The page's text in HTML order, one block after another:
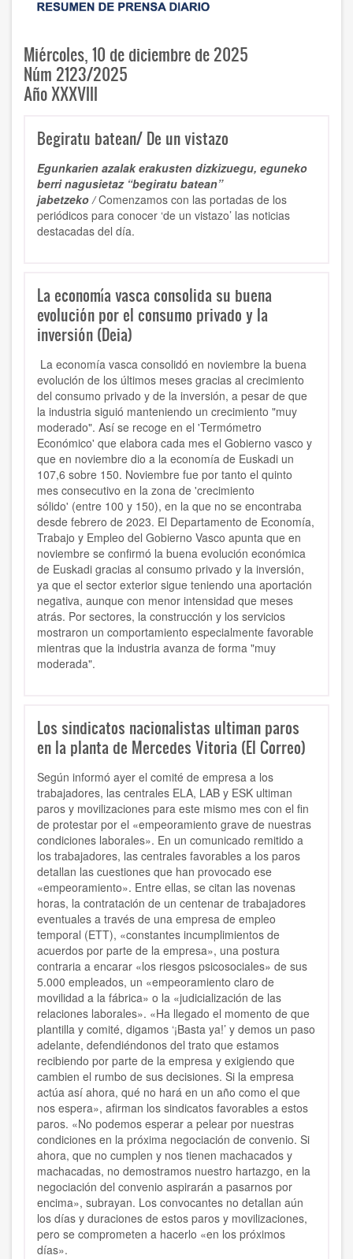
Miércoles, 10 de diciembre de 2025
Núm 2123/2025
Año XXXVIII
Begiratu batean/ De un vistazo
Egunkarien azalak erakusten dizkizuegu, eguneko
berri nagusietaz “begiratu batean”
jabetzeko /Comenzamos con las portadas de los
periódicos para conocer ‘de un vistazo’ las noticias
destacadas del día.
La economía vasca consolida su buena
evolución por el consumo privado y la
inversión (Deia)
La economía vasca consolidó en noviembre la buena
evolución de los últimos meses gracias al crecimiento
del consumo privado y de la inversión, a pesar de que
la industria siguió manteniendo un crecimiento "muy
moderado". Así se recoge en el 'Termómetro
Económico' que elabora cada mes el Gobierno vasco y
que en noviembre dio a la economía de Euskadi un
107,6 sobre 150. Noviembre fue por tanto el quinto
mes consecutivo en la zona de 'crecimiento
sólido' (entre 100 y 150), en la que no se encontraba
desde febrero de 2023. El Departamento de Economía,
Trabajo y Empleo del Gobierno Vasco apunta que en
noviembre se confirmó la buena evolución económica
de Euskadi gracias al consumo privado y la inversión,
ya que el sector exterior sigue teniendo una aportación
negativa, aunque con menor intensidad que meses
atrás. Por sectores, la construcción y los servicios
mostraron un comportamiento especialmente favorable
mientras que la industria avanza de forma "muy
moderada".
Los sindicatos nacionalistas ultiman paros
en la planta de Mercedes Vitoria (El Correo)
Según informó ayer el comité de empresa a los
trabajadores, las centrales ELA, LAB y ESK ultiman
paros y movilizaciones para este mismo mes con el fin
de protestar por el «empeoramiento grave de nuestras
condiciones laborales». En un comunicado remitido a
los trabajadores, las centrales favorables a los paros
detallan las cuestiones que han provocado ese
«empeoramiento». Entre ellas, se citan las novenas
horas, la contratación de un centenar de trabajadores
eventuales a través de una empresa de empleo
temporal (ETT), «constantes incumplimientos de
acuerdos por parte de la empresa», una postura
contraria a encarar «los riesgos psicosociales» de sus
5.000 empleados, un «empeoramiento claro de
movilidad a la fábrica» o la «judicialización de las
relaciones laborales». «Ha llegado el momento de que
plantilla y comité, digamos ‘¡Basta ya!’ y demos un paso
adelante, defendiéndonos del trato que estamos
recibiendo por parte de la empresa y exigiendo que
cambien el rumbo de sus decisiones. Si la empresa
actúa así ahora, qué no hará en un año como el que
nos espera», afirman los sindicatos favorables a estos
paros. «No podemos esperar a pelear por nuestras
condiciones en la próxima negociación de convenio. Si
ahora, que no cumplen y nos tienen machacados y
machacadas, no demostramos nuestro hartazgo, en la
negociación del convenio aspirarán a pasarnos por
encima», subrayan. Los convocantes no detallan aún
los días y duraciones de estos paros y movilizaciones,
pero se comprometen a hacerlo «en los próximos
días».